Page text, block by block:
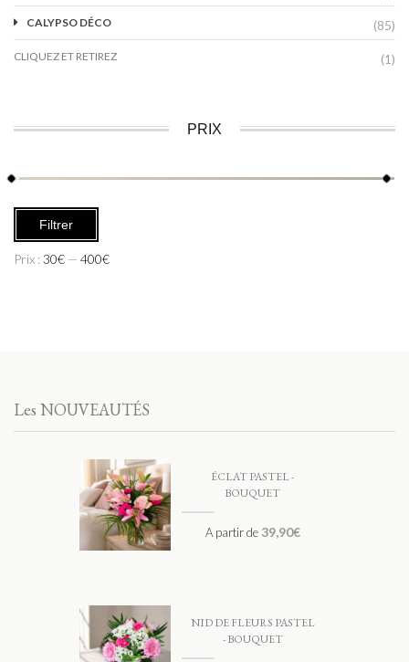
CALYPSO DÉCO (85)
CLIQUEZ ET RETIREZ (1)
PRIX
Filtrer
Prix :30€ — 400€
Les NOUVEAUTÉS
ÉCLAT PASTEL -
BOUQUET
A partir de 39,90€
NID DE FLEURS PASTEL
- BOUQUET